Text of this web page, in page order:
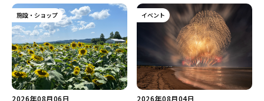
施設・ショップ
2026年08月06日
イベント
2026年08月04日